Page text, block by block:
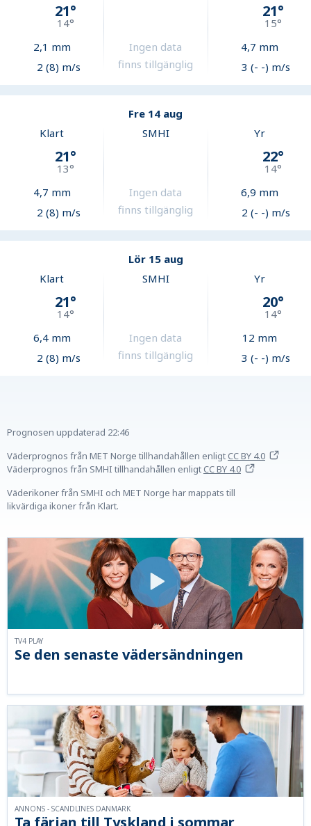
21°
14°
2,1 mm
2 (8) m/s
Ingen data
finns tillgänglig
21°
15°
4,7 mm
3 (- -) m/s
Fre 14 aug
Klart
21°
13°
4,7 mm
2 (8) m/s
SMHI
Ingen data
finns tillgänglig
Yr
22°
14°
6,9 mm
2 (- -) m/s
Lör 15 aug
Klart
21°
14°
6,4mm
2 (8) m/s
SMHI
Ingen data
finns tillgänglig
Yr
20°
14°
12 mm
3 (- -) m/s
Prognosen uppdaterad 22:46
Väderprognos från MET Norge tillhandahållen enligtCC BY 4.0
Väderprognos från SMHI tillhandahållen enligtCC BY 4.0
Väderikoner från SMHI och MET Norge har mappats till
likvärdiga ikoner från Klart.
Se den senaste vädersändningen
TV4 PLAY
ANNONS - SCANDLINES DANMARK